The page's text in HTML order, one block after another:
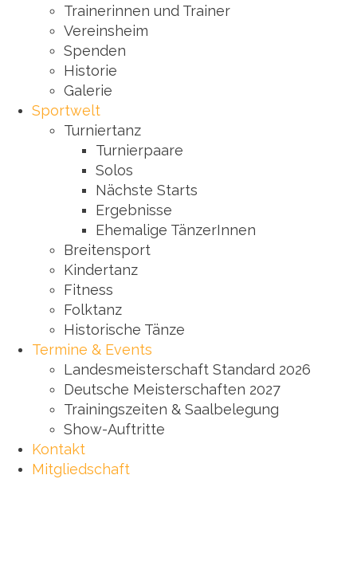
Trainerinnen und Trainer
Vereinsheim
Spenden
Historie
Galerie
Sportwelt
Turniertanz
Turnierpaare
Solos
Nächste Starts
Ergebnisse
Ehemalige TänzerInnen
Breitensport
Kindertanz
Fitness
Folktanz
Historische Tänze
Termine & Events
Landesmeisterschaft Standard 2026
Deutsche Meisterschaften 2027
Trainingszeiten & Saalbelegung
Show-Auftritte
Kontakt
Mitgliedschaft